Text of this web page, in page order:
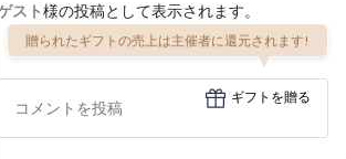
スト様の投稿として表示されます。
贈られたギフトの売上は主催者に還元されます!
ギフトを贈る